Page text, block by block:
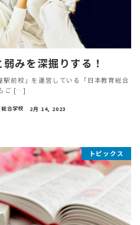
みを深掘りする！
駅前校」を運営している「日本教育総合
ご […]
合学校 2月 14, 2023
トピックス